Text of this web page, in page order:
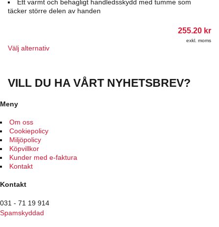
Ett varmt och behagligt handledsskydd med tumme som
täcker större delen av handen
255.20 kr
exkl. moms
Välj alternativDen
flera
produktsidan
VILL DU HA VÅRT NYHETSBREV?
Meny
Om oss
Cookiepolicy
Miljöpolicy
Köpvillkor
Kunder med e-faktura
Kontakt
Kontakt
031 - 71 19 914
Spamskyddad